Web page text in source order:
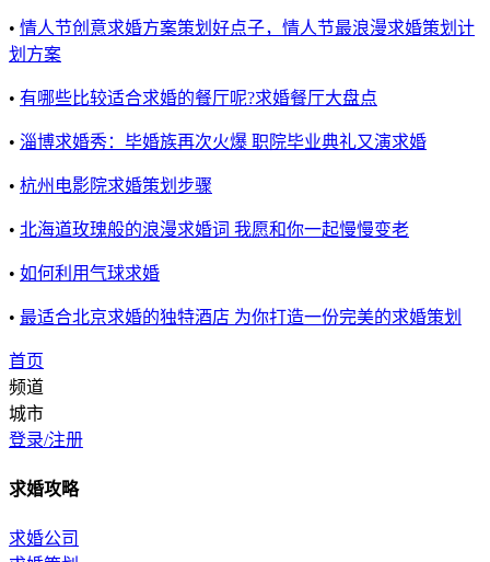
• 情人节创意求婚方案策划好点子，情人节最浪漫求婚策划计
划方案
• 有哪些比较适合求婚的餐厅呢?求婚餐厅大盘点
• 淄博求婚秀：毕婚族再次火爆 职院毕业典礼又演求婚
• 杭州电影院求婚策划步骤
• 北海道玫瑰般的浪漫求婚词 我愿和你一起慢慢变老
• 如何利用气球求婚
• ​最适合北京求婚的独特酒店 为你打造一份完美的求婚策划
首页
频道
城市
登录/注册
求婚攻略
求婚公司